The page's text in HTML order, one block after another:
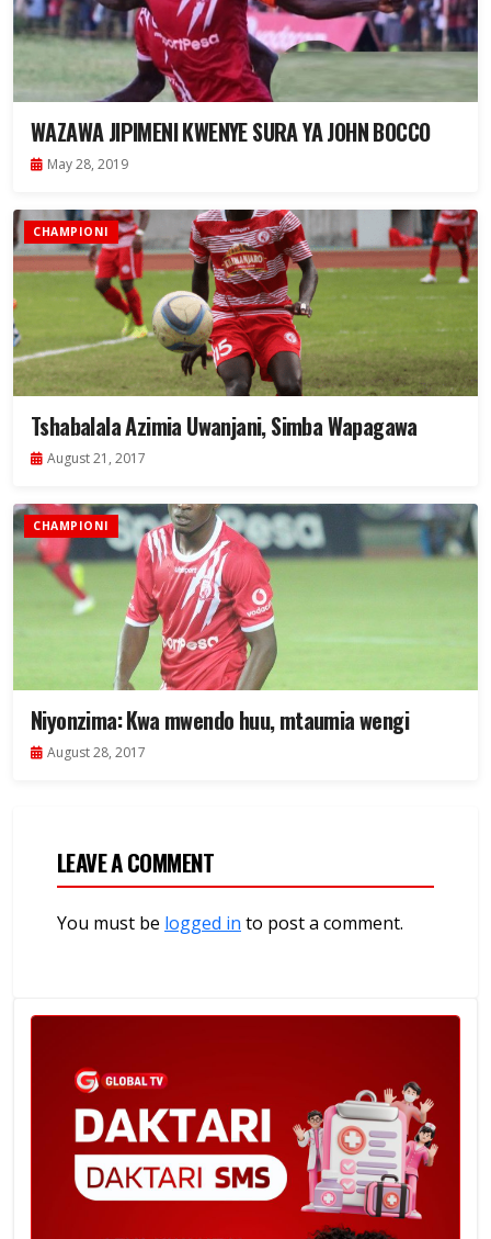
WAZAWA JIPIMENI KWENYE SURA YA JOHN BOCCO
May 28, 2019
CHAMPIONI
Tshabalala Azimia Uwanjani, Simba Wapagawa
August 21, 2017
CHAMPIONI
Niyonzima: Kwa mwendo huu, mtaumia wengi
August 28, 2017
LEAVE A COMMENT
You must be logged in to post a comment.